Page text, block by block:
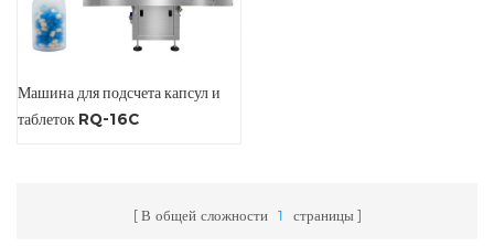
Машина для подсчета капсул и
таблеток RQ-16C
В общей сложности 1 страницы